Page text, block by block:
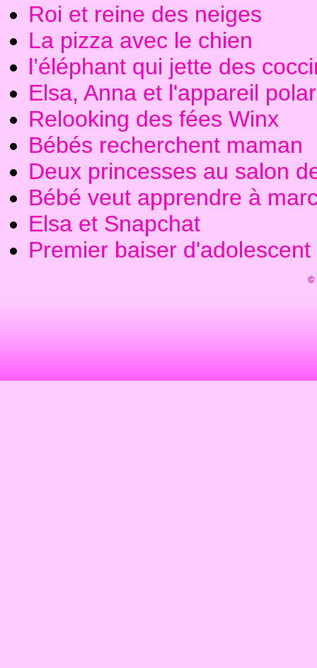
Roi et reine des neiges
La pizza avec le chien
l’éléphant qui jette des
Elsa, Anna et l'appareil
Relooking des fées Winx
Bébés recherchent maman
Deux princesses au salon
Bébé veut apprendre à
Elsa et Snapchat
Premier baiser d'adolescent
©